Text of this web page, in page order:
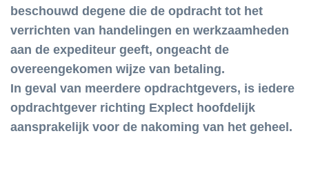
beschouwd degene die de opdracht tot het
verrichten van handelingen en werkzaamheden
aan de expediteur geeft, ongeacht de
overeengekomen wijze van betaling.
In geval van meerdere opdrachtgevers, is iedere
opdrachtgever richting Explect hoofdelijk
aansprakelijk voor de nakoming van het geheel.